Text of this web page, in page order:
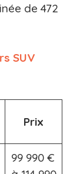
de 472
SUV
Prix
99 990 €